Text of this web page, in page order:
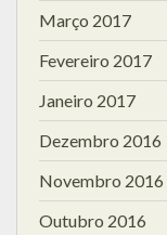
Março 2017
Fevereiro 2017
Janeiro 2017
Dezembro 2016
Novembro 2016
Outubro 2016